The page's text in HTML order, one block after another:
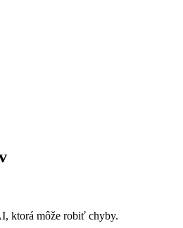
ktorá môže robiť chyby.